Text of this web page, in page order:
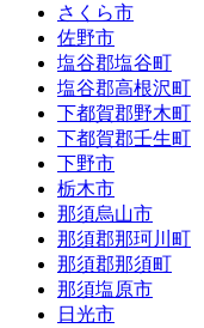
さくら市
佐野市
塩谷郡塩谷町
塩谷郡高根沢町
下都賀郡野木町
下都賀郡壬生町
下野市
栃木市
那須烏山市
那須郡那珂川町
那須郡那須町
那須塩原市
日光市